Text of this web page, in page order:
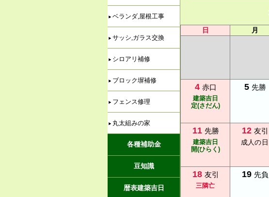
日 月
4 赤口
建築吉日
定(さだん)
5 先勝
11 先勝
建築吉日
開(ひらく)
12 友引
成人の日
18 友引
三隣亡
19 先負
ベランダ,屋根工事
サッシ,ガラス交換
シロアリ補修
ブロック塀補修
フェンス修理
丸太組みの家
各種補助金
豆知識
暦表建築吉日